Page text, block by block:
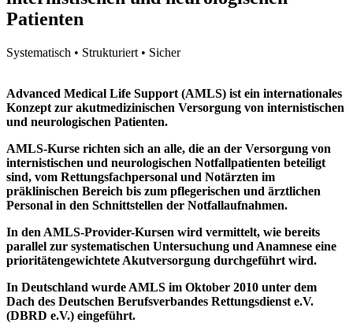
dienstleistungsneutral gestaltet. Wir bestätigen, dass die
besteht kein Sponsoring der Veranstaltung, die
Gesamtaufwendungen der Veranstaltung belaufen sich auf ca.
Der Preis für diesen Kurs beträgt
Die Inhalte dieser Veranstaltung werden produkt- und
dienstleistungsneutral gestaltet. Wir bestätigen, dass die
Interessenkonflikte gegenüber den Teilnehmern offenlegen. Es
besteht kein Sponsoring der Veranstaltung, die
Gesamtaufwendungen der Veranstaltung belaufen sich auf ca.
26.540,00Euro.
Kurstage
Sonntag,14.11.2027 , 00:00-
Der Preis für diesen Kurs beträgt895,00€.
BUCHEN
Die Inhalte dieser Veranstaltung werden produkt- und
dienstleistungsneutral gestaltet. Wir bestätigen, dass die
wissenschaftliche Leitung und die Referenten potenzielle
Interessenkonflikte gegenüber den Teilnehmern offenlegen. Es
besteht kein Sponsoring der Veranstaltung, die
Gesamtaufwendungen der Veranstaltung belaufen sich auf ca.
26.540,00Euro.
Patienten
Systematisch • Strukturiert • Sicher
Advanced Medical Life Support (AMLS) ist ein internationales
Konzept zur akutmedizinischen Versorgung von internistischen
und neurologischen Patienten.
AMLS-Kurse richten sich an alle, die an der Versorgung von
internistischen und neurologischen Notfallpatienten beteiligt
sind, vom Rettungsfachpersonal und Notärzten im
präklinischen Bereich bis zum pflegerischen und ärztlichen
Personal in den Schnittstellen der Notfallaufnahmen.
In den AMLS-Provider-Kursen wird vermittelt, wie bereits
parallel zur systematischen Untersuchung und Anamnese eine
prioritätengewichtete Akutversorgung durchgeführt wird.
In Deutschland wurde AMLS im Oktober 2010 unter dem
Dach des Deutschen Berufsverbandes Rettungsdienst e.V.
(DBRD e.V.) eingeführt.